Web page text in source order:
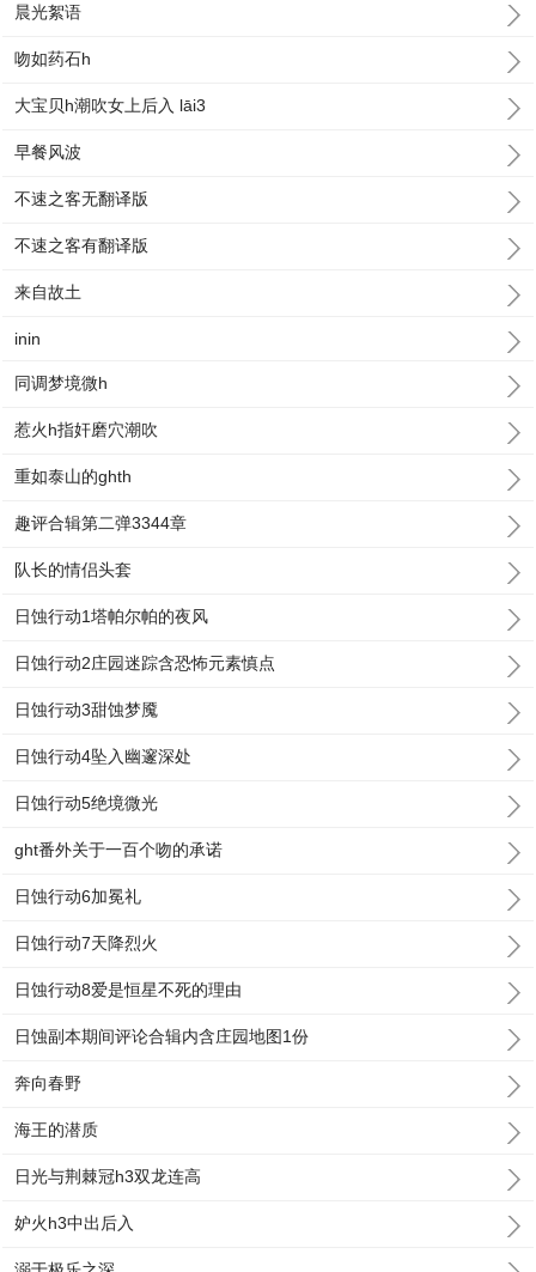
晨光絮语
吻如药石h
大宝贝h潮吹女上后入 lāi3
早餐风波
不速之客无翻译版
不速之客有翻译版
来自故土
inin
同调梦境微h
惹火h指奸磨穴潮吹
重如泰山的ghth
趣评合辑第二弹3344章
队长的情侣头套
日蚀行动1塔帕尔帕的夜风
日蚀行动2庄园迷踪含恐怖元素慎点
日蚀行动3甜蚀梦魇
日蚀行动4坠入幽邃深处
日蚀行动5绝境微光
ght番外关于一百个吻的承诺
日蚀行动6加冕礼
日蚀行动7天降烈火
日蚀行动8爱是恒星不死的理由
日蚀副本期间评论合辑内含庄园地图1份
奔向春野
海王的潜质
日光与荆棘冠h3双龙连高
妒火h3中出后入